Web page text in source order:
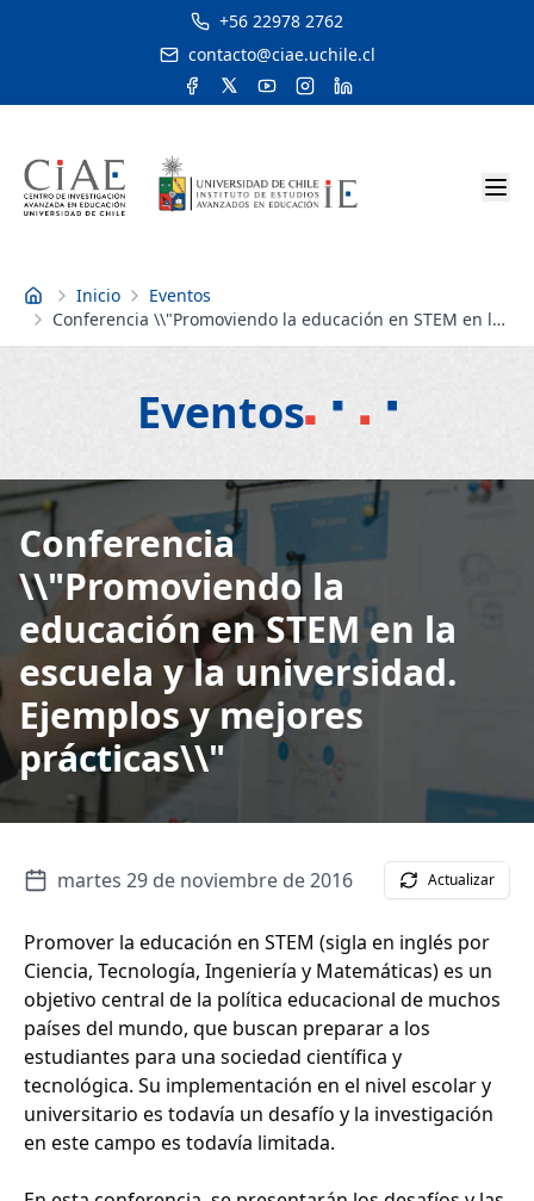
+56 22978 2762
contacto@ciae.uchile.cl
Inicio Inicio
Eventos
Conferencia \\"Promoviendo la educación en STEM en la
escuela y la universidad. Ejemplos y mejores prácticas\\"
Eventos
Conferencia
\\"Promoviendo la
educación en STEM en la
escuela y la universidad.
Ejemplos y mejores
prácticas\\"
martes 29 de noviembre de 2016 Actualizar
Promover la educación en STEM (sigla en inglés por
Ciencia, Tecnología, Ingeniería y Matemáticas) es un
objetivo central de la política educacional de muchos
países del mundo, que buscan preparar a los
estudiantes para una sociedad científica y
tecnológica. Su implementación en el nivel escolar y
universitario es todavía un desafío y la investigación
en este campo es todavía limitada.